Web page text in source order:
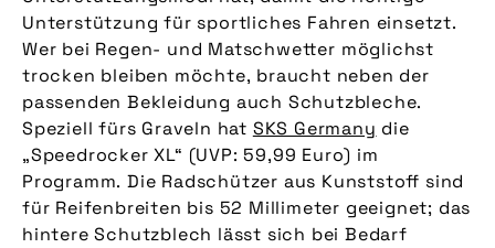
Unterstützung für sportliches Fahren einsetzt.
Wer bei Regen- und Matschwetter möglichst
trocken bleiben möchte, braucht neben der
passenden Bekleidung auch Schutzbleche.
Speziell fürs Graveln hat SKS Germany die
„Speedrocker XL“ (UVP: 59,99 Euro) im
Programm. Die Radschützer aus Kunststoff sind
für Reifenbreiten bis 52 Millimeter geeignet; das
hintere Schutzblech lässt sich bei Bedarf